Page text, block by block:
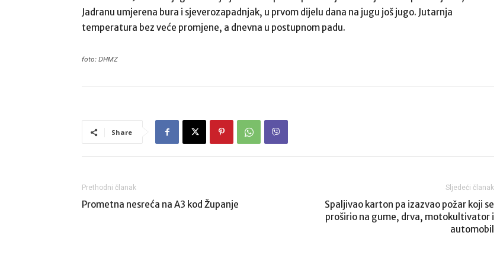
Jadranu umjerena bura i sjeverozapadnjak, u prvom dijelu dana na jugu još jugo. Jutarnja
temperatura bez veće promjene, a dnevna u postupnom padu.
foto: DHMZ
Share
Prethodni članak
Prometna nesreća na A3 kod Županje
Sljedeći članak
Spaljivao karton pa izazvao požar koji se
proširio na gume, drva, motokultivator i
automobil